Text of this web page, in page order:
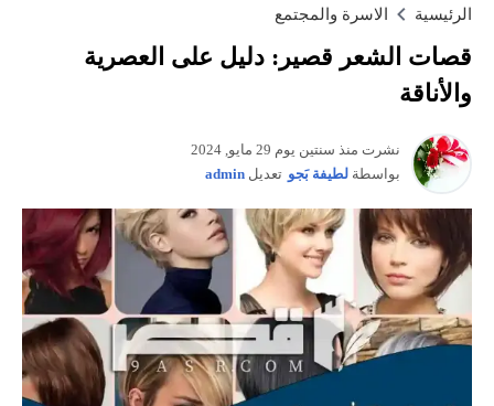
الرئيسية الاسرة والمجتمع
قصات الشعر قصير: دليل على العصرية
والأناقة
نشرت منذ سنتين يوم 29 مايو, 2024
بواسطة لطيفة بَجو تعديل admin